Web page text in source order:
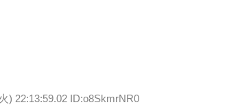
) 22:13:59.02 ID:o8SkmrNR0